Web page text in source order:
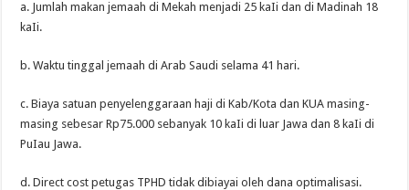
a. Jumlah makan jemaah di Mekah menjadi 25 kaIi dan di Madinah 18
kaIi.
b. Waktu tinggal jemaah di Arab Saudi selama 41 hari.
c. Biaya satuan penyelenggaraan haji di Kab/Kota dan KUA masing-
masing sebesar Rp75.000 sebanyak 10 kaIi di luar Jawa dan 8 kaIi di
PuIau Jawa.
d. Direct cost petugas TPHD tidak dibiayai oleh dana optimalisasi.